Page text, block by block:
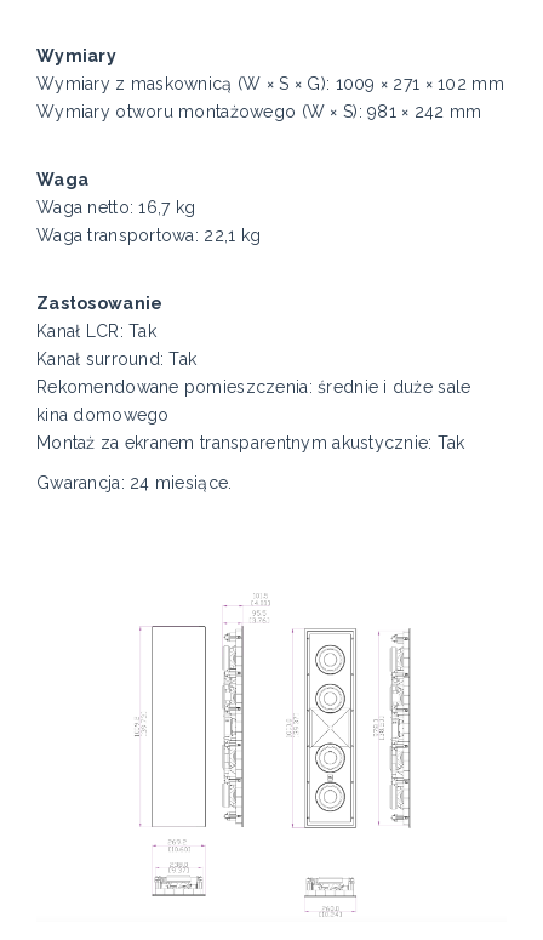
Wymiary
Wymiary z maskownicą (W × S × G): 1009 × 271 × 102 mm
Wymiary otworu montażowego (W × S): 981 × 242 mm
Waga
Waga netto: 16,7 kg
Waga transportowa: 22,1 kg
Zastosowanie
Kanał LCR: Tak
Kanał surround: Tak
Rekomendowane pomieszczenia: średnie i duże sale
kina domowego
Montaż za ekranem transparentnym akustycznie: Tak
Gwarancja: 24 miesiące.